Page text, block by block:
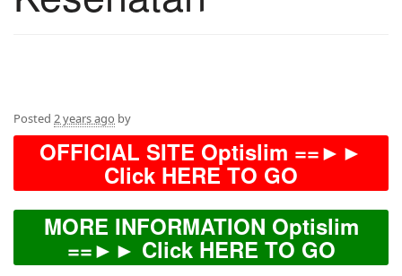
Posted 2 years ago by
OFFICIAL SITE Optislim ==►►
Click HERE TO GO
MORE INFORMATION Optislim
==►► Click HERE TO GO